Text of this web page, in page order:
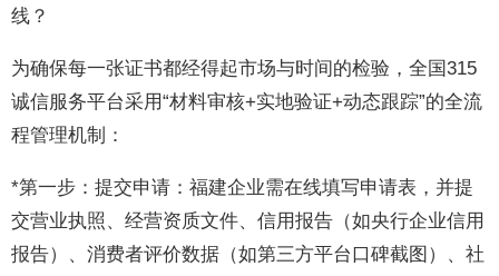
线？
为确保每一张证书都经得起市场与时间的检验，全国315
诚信服务平台采用“材料审核+实地验证+动态跟踪”的全流
程管理机制：
*第一步：提交申请：福建企业需在线填写申请表，并提
交营业执照、经营资质文件、信用报告（如央行企业信用
报告）、消费者评价数据（如第三方平台口碑截图）、社